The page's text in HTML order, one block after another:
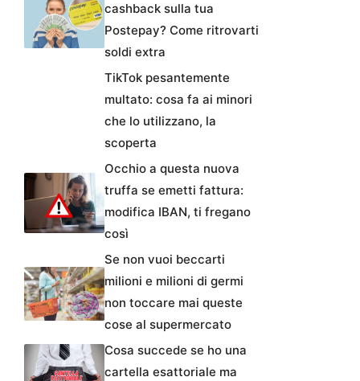
cashback sulla tua
Postepay? Come ritrovarti
soldi extra
TikTok pesantemente
multato: cosa fa ai minori
che lo utilizzano, la
scoperta
Occhio a questa nuova
truffa se emetti fattura:
modifica IBAN, ti fregano
così
Se non vuoi beccarti
milioni e milioni di germi
non toccare mai queste
cose al supermercato
Cosa succede se ho una
cartella esattoriale ma